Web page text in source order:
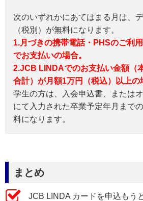
次のいずれかにあてはまる月は、
（税別）が無料になります。
1.月づきの携帯電話・PHSのご利
でお支払いの場合。
2.JCB LINDAでのお支払い金額（
合計）が月額1万円（税込）以上の
学生の方は、入会申込書、または
にて入力された卒業予定年月まで
料になります。
まとめ
JCB LINDA カードを申込もう